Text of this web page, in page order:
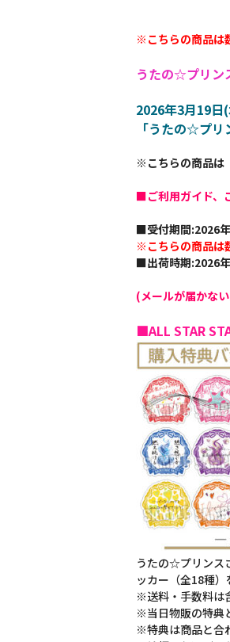
※こちらの商品は
うたの☆プリン
2026年3月19日
「うたの☆プ
※こちらの商品は
■ご利用ガイド、
■受付期間:2026
※こちらの商品は
■出荷時期:2026
(メールが届かな
■ALL STAR
うたの☆プリンス
ッカー（全18種）
※送料・手数料は
※当日物販の特典
※特典は商品と合